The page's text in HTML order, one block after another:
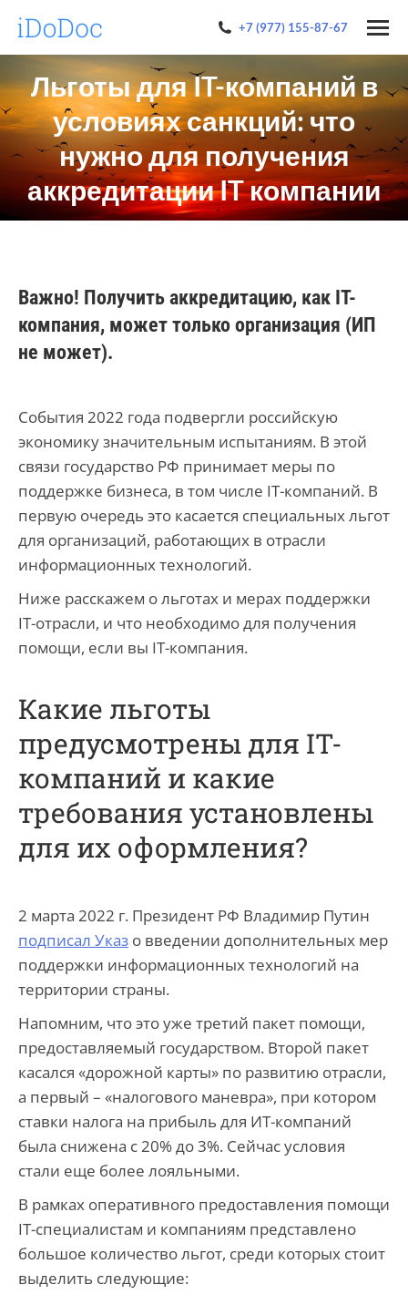
+7 (977) 155-87-67
Льготы для IT-компаний в
условиях санкций: что
нужно для получения
аккредитации IT компании
Важно! Получить аккредитацию, как IT-
компания, может только организация (ИП
не может).
События 2022 года подвергли российскую
экономику значительным испытаниям. В этой
связи государство РФ принимает меры по
поддержке бизнеса, в том числе IT-компаний. В
первую очередь это касается специальных льгот
для организаций, работающих в отрасли
информационных технологий.
Ниже расскажем о льготах и мерах поддержки
IT-отрасли, и что необходимо для получения
помощи, если вы IT-компания.
Какие льготы
предусмотрены для IT-
компаний и какие
требования установлены
для их оформления?
2 марта 2022 г. Президент РФ Владимир Путин
подписал Указ о введении дополнительных мер
поддержки информационных технологий на
территории страны.
Напомним, что это уже третий пакет помощи,
предоставляемый государством. Второй пакет
касался «дорожной карты» по развитию отрасли,
а первый – «налогового маневра», при котором
ставки налога на прибыль для ИТ-компаний
была снижена с 20% до 3%. Сейчас условия
стали еще более лояльными.
В рамках оперативного предоставления помощи
IT-специалистам и компаниям представлено
большое количество льгот, среди которых стоит
выделить следующие: